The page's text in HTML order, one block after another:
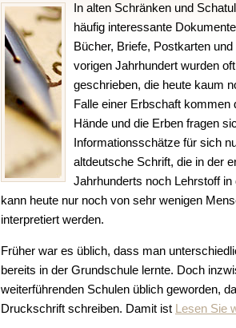
In alten Schränken und
häufig interessante
Bücher, Briefe, Postkarten
vorigen Jahrhundert wurden
geschrieben, die heute kaum
Falle einer Erbschaft kommen
Hände und die Erben fragen
Informationsschätze für sich
altdeutsche Schrift, die in der
Jahrhunderts noch Lehrstoff
kann heute nur noch von sehr wenigen
interpretiert werden.
Früher war es üblich, dass man
bereits in der Grundschule lernte. Doch
weiterführenden Schulen üblich geworden,
Druckschrift schreiben. Damit ist Lesen Sie